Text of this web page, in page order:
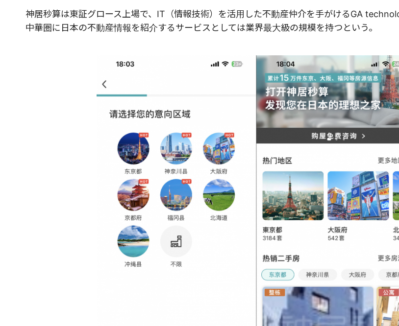
神居秒算は東証グロース上場で、 IT （情報技術）を活用した不動産仲介を手がけるGA
中華圏に日本の不動産情報を紹介するサービスとしては業界最大級の規模を持つという。